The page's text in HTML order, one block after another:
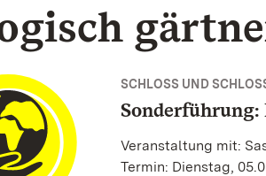
SCHLOSS UND
Veranstaltung mit:
Termin: Dienstag,